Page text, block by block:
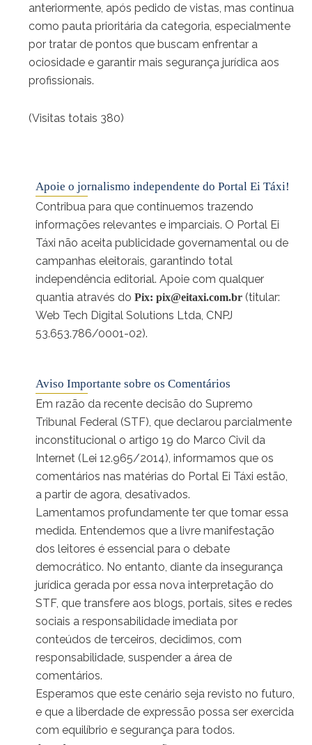
anteriormente, após pedido de vistas, mas continua
como pauta prioritária da categoria, especialmente
por tratar de pontos que buscam enfrentar a
ociosidade e garantir mais segurança jurídica aos
profissionais.
(Visitas totais 380)
Apoie o jornalismo independente do Portal Ei Táxi!
Contribua para que continuemos trazendo
informações relevantes e imparciais. O Portal Ei
Táxi não aceita publicidade governamental ou de
campanhas eleitorais, garantindo total
independência editorial. Apoie com qualquer
quantia através doPix:pix@eitaxi.com.br (titular:
Web Tech Digital Solutions Ltda, CNPJ
53.653.786/0001-02).
Aviso Importante sobre os Comentários
Em razão da recente decisão do Supremo
Tribunal Federal (STF), que declarou parcialmente
inconstitucional o artigo 19 do Marco Civil da
Internet (Lei 12.965/2014), informamos que os
comentários nas matérias do Portal Ei Táxi estão,
a partir de agora, desativados.
Lamentamos profundamente ter que tomar essa
medida. Entendemos que a livre manifestação
dos leitores é essencial para o debate
democrático. No entanto, diante da insegurança
jurídica gerada por essa nova interpretação do
STF, que transfere aos blogs, portais, sites e redes
sociais a responsabilidade imediata por
conteúdos de terceiros, decidimos, com
responsabilidade, suspender a área de
comentários.
Esperamos que este cenário seja revisto no futuro,
e que a liberdade de expressão possa ser exercida
com equilíbrio e segurança para todos.